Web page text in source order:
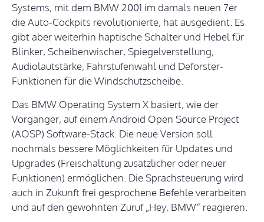
Systems, mit dem BMW 2001 im damals neuen 7er
die Auto-Cockpits revolutionierte, hat ausgedient. Es
gibt aber weiterhin haptische Schalter und Hebel für
Blinker, Scheibenwischer, Spiegelverstellung,
Audiolautstärke, Fahrstufenwahl und Deforster-
Funktionen für die Windschutzscheibe.
Das BMW Operating System X basiert, wie der
Vorgänger, auf einem Android Open Source Project
(AOSP) Software-Stack. Die neue Version soll
nochmals bessere Möglichkeiten für Updates und
Upgrades (Freischaltung zusätzlicher oder neuer
Funktionen) ermöglichen. Die Sprachsteuerung wird
auch in Zukunft frei gesprochene Befehle verarbeiten
und auf den gewohnten Zuruf „Hey, BMW“ reagieren.